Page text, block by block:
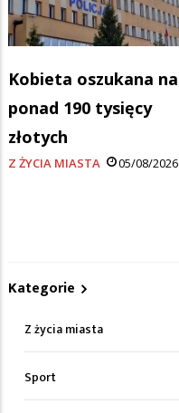
Kobieta oszukana na
ponad 190 tysięcy
złotych
Z ŻYCIA MIASTA 05/08/2026
Kategorie
Z życia miasta
Sport